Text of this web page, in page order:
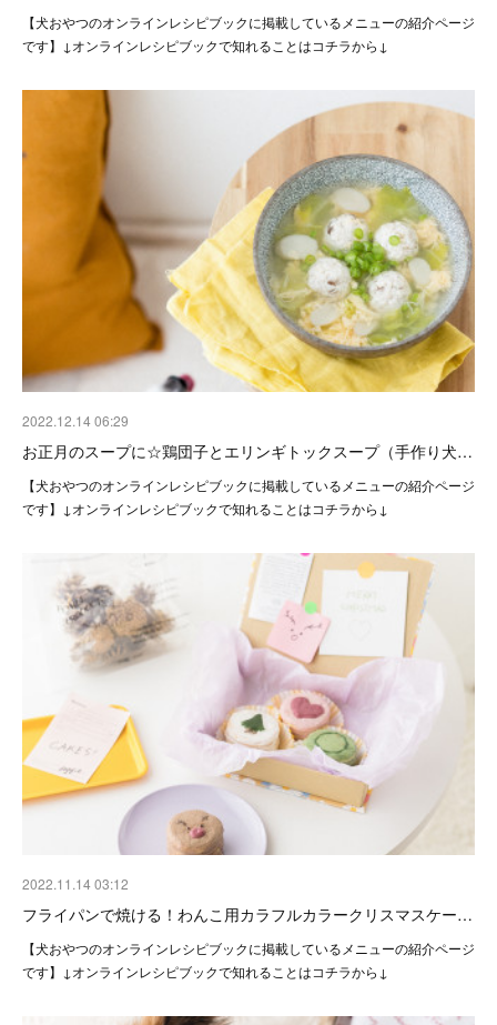
【犬おやつのオンラインレシピブックに掲載しているメニューの紹介ページ
です】↓オンラインレシピブックで知れることはコチラから↓
2022.12.14 06:29
お正月のスープに☆鶏団子とエリンギトックスープ（手作り犬…
【犬おやつのオンラインレシピブックに掲載しているメニューの紹介ページ
です】↓オンラインレシピブックで知れることはコチラから↓
2022.11.14 03:12
フライパンで焼ける！わんこ用カラフルカラークリスマスケー…
【犬おやつのオンラインレシピブックに掲載しているメニューの紹介ページ
です】↓オンラインレシピブックで知れることはコチラから↓